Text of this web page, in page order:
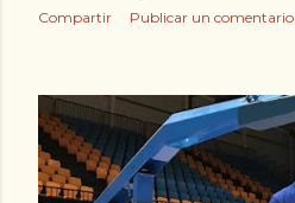
Compartir Publicar un comentario